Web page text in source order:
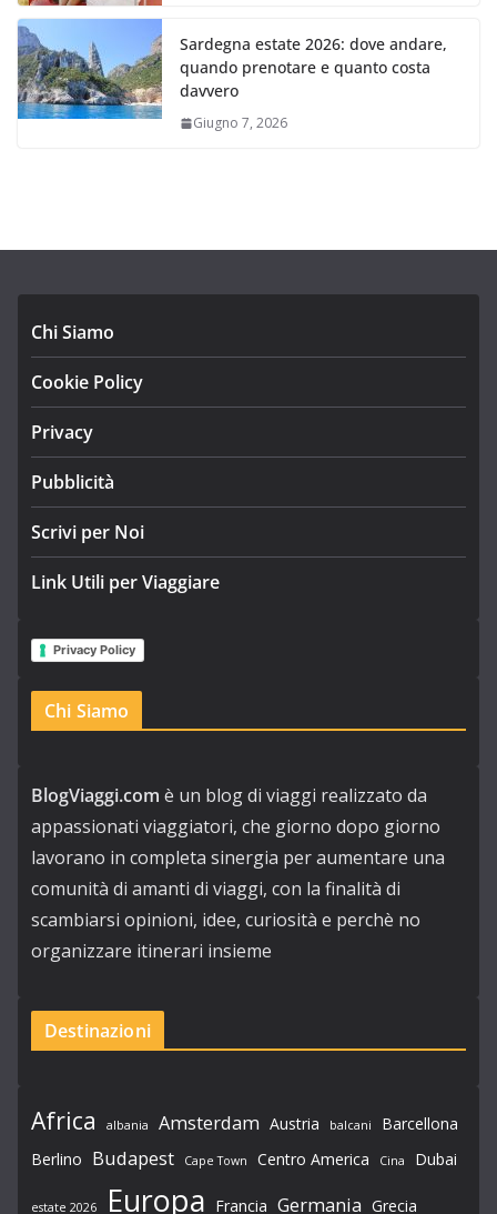
Sardegna estate 2026: dove andare,
quando prenotare e quanto costa
davvero
Giugno 7, 2026
Chi Siamo
Cookie Policy
Privacy
Pubblicità
Scrivi per Noi
Link Utili per Viaggiare
Privacy Policy
Chi Siamo
BlogViaggi.com è un blog di viaggi realizzato da
appassionati viaggiatori, che giorno dopo giorno
lavorano in completa sinergia per aumentare una
comunità di amanti di viaggi, con la finalità di
scambiarsi opinioni, idee, curiosità e perchè no
organizzare itinerari insieme
Destinazioni
Africa albania Amsterdam Austria balcani
Barcellona
Berlino Budapest Cape Town Centro America Cina Dubai
estate 2026 Europa Francia Germania Grecia